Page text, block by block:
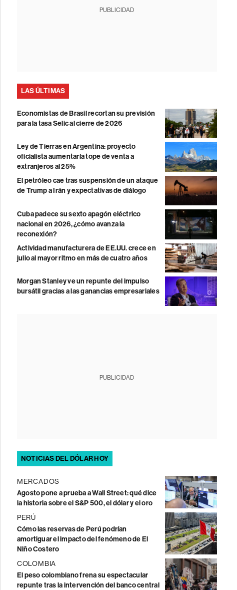
PUBLICIDAD
LAS ÚLTIMAS
Economistas de Brasil recortan su previsión
para la tasa Selic al cierre de 2026
Ley de Tierras en Argentina: proyecto
oficialista aumentaría tope de venta a
extranjeros al 25%
El petróleo cae tras suspensión de un ataque
de Trump a Irán y expectativas de diálogo
Cuba padece su sexto apagón eléctrico
nacional en 2026, ¿cómo avanza la
reconexión?
Actividad manufacturera de EE.UU. crece en
julio al mayor ritmo en más de cuatro años
Morgan Stanley ve un repunte del impulso
bursátil gracias a las ganancias empresariales
PUBLICIDAD
NOTICIAS DEL DÓLAR HOY
MERCADOS
Agosto pone a prueba a Wall Street: qué dice
la historia sobre el S&P 500, el dólar y el oro
PERÚ
Cómo las reservas de Perú podrían
amortiguar el impacto del fenómeno de El
Niño Costero
COLOMBIA
El peso colombiano frena su espectacular
repunte tras la intervención del banco central